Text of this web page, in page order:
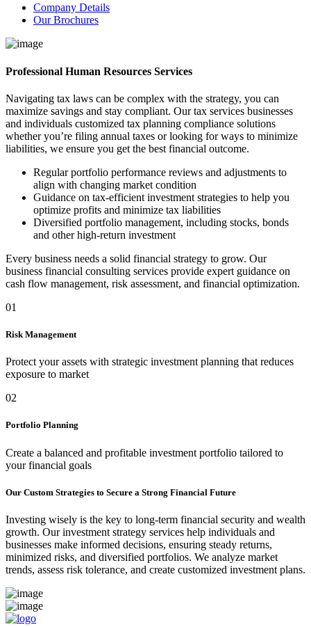
Company Details
Our Brochures
Professional Human Resources Services
Navigating tax laws can be complex with the strategy, you can
maximize savings and stay compliant. Our tax services businesses
and individuals customized tax planning compliance solutions
whether you’re filing annual taxes or looking for ways to minimize
liabilities, we ensure you get the best financial outcome.
Regular portfolio performance reviews and adjustments to
align with changing market condition
Guidance on tax-efficient investment strategies to help you
optimize profits and minimize tax liabilities
Diversified portfolio management, including stocks, bonds
and other high-return investment
Every business needs a solid financial strategy to grow. Our
business financial consulting services provide expert guidance on
cash flow management, risk assessment, and financial optimization.
01
Risk Management
Protect your assets with strategic investment planning that reduces
exposure to market
02
Portfolio Planning
Create a balanced and profitable investment portfolio tailored to
your financial goals
Our Custom Strategies to Secure a Strong Financial Future
Investing wisely is the key to long-term financial security and wealth
growth. Our investment strategy services help individuals and
businesses make informed decisions, ensuring steady returns,
minimized risks, and diversified portfolios. We analyze market
trends, assess risk tolerance, and create customized investment plans.